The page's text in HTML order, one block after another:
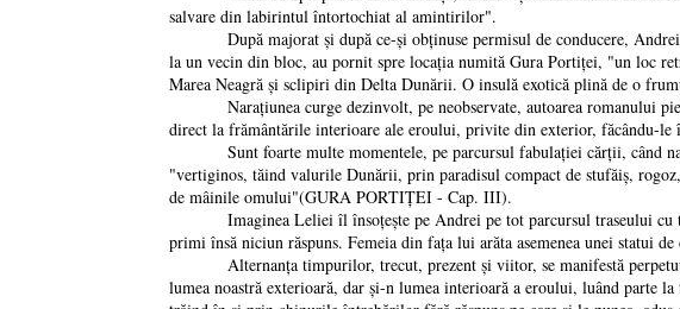
salvare din labirintul întortochiat al amintirilor".
După majorat şi după ce-şi obținuse permisul de conducere, Andrei
la un vecin din bloc, au pornit spre locația numită Gura Portiței, "un loc
Marea Neagră şi sclipiri din Delta Dunării. O insulă exotică plină de o
Narațiunea curge dezinvolt, pe neobservate, autoarea romanului
direct la frământările interioare ale eroului, privite din exterior, făcându-le
Sunt foarte multe momentele, pe parcursul fabulaţiei cărții, când
"vertiginos, tăind valurile Dunării, prin paradisul compact de stufăiş,
de mâinile omului"(GURA PORTIȚEI - Cap. III).
Imaginea Leliei îl însoţeşte pe Andrei pe tot parcursul traseului cu
primi însă niciun răspuns. Femeia din fața lui arăta asemenea unei statui
Alternanța timpurilor, trecut, prezent şi viitor, se manifestă perpetuu
lumea noastră exterioară, dar şi-n lumea interioară a eroului, luând